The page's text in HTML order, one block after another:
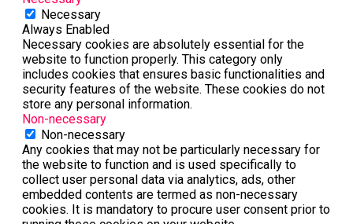
Necessary
Always Enabled
Necessary cookies are absolutely essential for the
website to function properly. This category only
includes cookies that ensures basic functionalities and
security features of the website. These cookies do not
store any personal information.
Non-necessary
Non-necessary
Any cookies that may not be particularly necessary for
the website to function and is used specifically to
collect user personal data via analytics, ads, other
embedded contents are termed as non-necessary
cookies. It is mandatory to procure user consent prior to